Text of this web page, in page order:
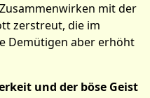
mit der
zerstreut, die im
Demütigen aber erhöht
und der böse Geist